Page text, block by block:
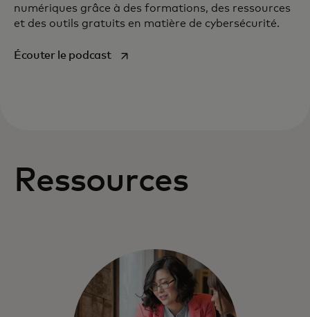
numériques grâce à des formations, des ressources
et des outils gratuits en matière de cybersécurité.
Écouter le podcasts’ouvre dans un nouvel onglet
Ressources